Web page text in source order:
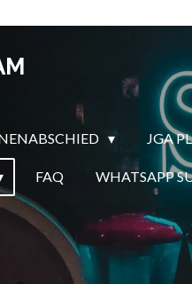
JGA
FAQ WHATSAPP